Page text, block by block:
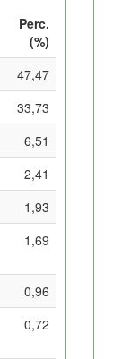
Perc.
(%)
47,47
33,73
6,51
2,41
1,93
1,69
0,96
0,72